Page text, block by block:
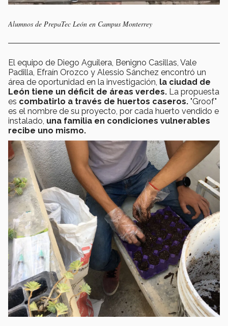
Alumnos de PrepaTec León en Campus Monterrey
El equipo de Diego Aguilera, Benigno Casillas, Vale
Padilla, Efraín Orozco y Alessio Sánchez encontró un
área de oportunidad en la investigación, la ciudad de
León tiene un déficit de áreas verdes. La propuesta
es combatirlo a través de huertos caseros. "Groof"
es el nombre de su proyecto, por cada huerto vendido e
instalado, una familia en condiciones vulnerables
recibe uno mismo.